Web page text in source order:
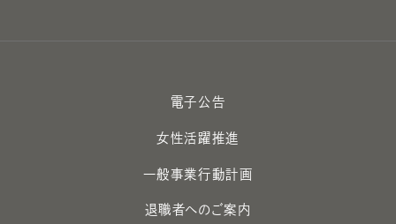
電子公告
女性活躍推進
一般事業行動計画
退職者へのご案内